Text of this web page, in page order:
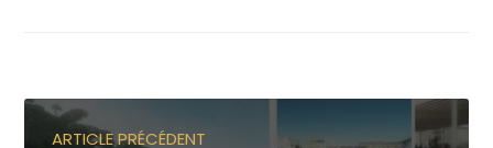
ARTICLE PRÉCÉDENT